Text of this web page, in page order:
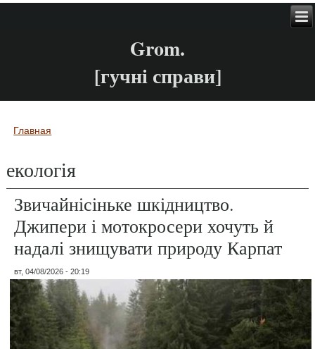
Grom.
[гучні справи]
Вы здесь
Главная
екологія
Звичайнісіньке шкідництво.
Джипери і мотокросери хочуть й
надалі знищувати природу Карпат
вт, 04/08/2026 - 20:19